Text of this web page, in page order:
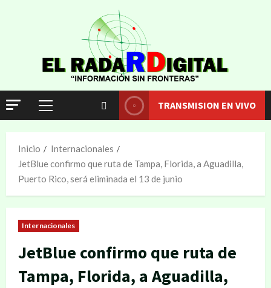
TRANSMISION EN VIVO
Inicio
Internacionales
JetBlue confirmo que ruta de Tampa, Florida, a Aguadilla,
Puerto Rico, será eliminada el 13 de junio
Internacionales
JetBlue confirmo que ruta de
Tampa, Florida, a Aguadilla,